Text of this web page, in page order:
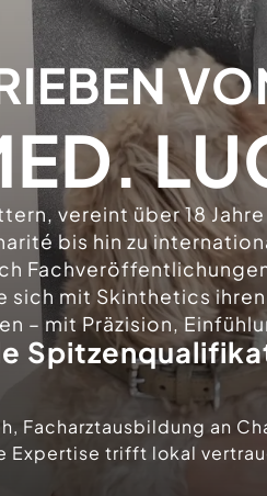
vereint über 18
bis hin zu
sich mit Skinthetics
– mit Präzision,
Facharztausbildung an
Expertise trifft lokal